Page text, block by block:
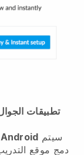
تطبيقات
يتيح لك Blackbell إنشاء تطبيق IOS أو Android سيتم
دمج موقع